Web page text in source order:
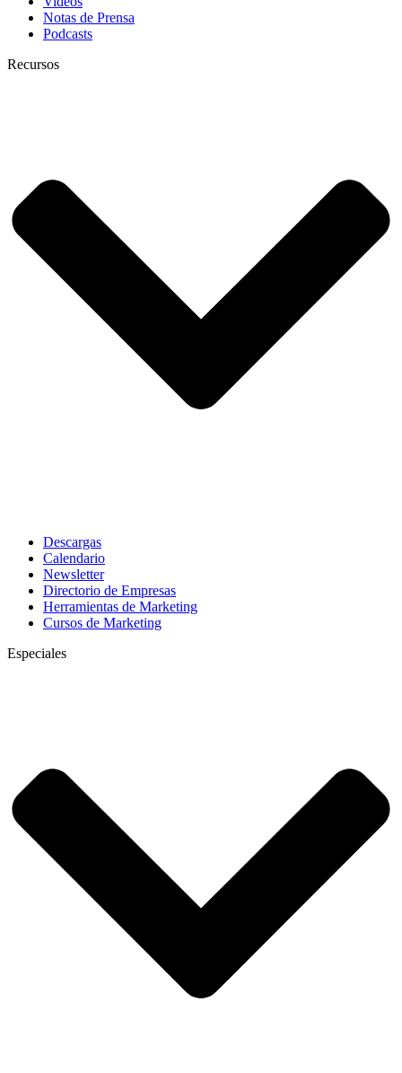
Notas de Prensa
Podcasts
Recursos
Descargas
Calendario
Newsletter
Directorio de Empresas
Herramientas de Marketing
Cursos de Marketing
Especiales